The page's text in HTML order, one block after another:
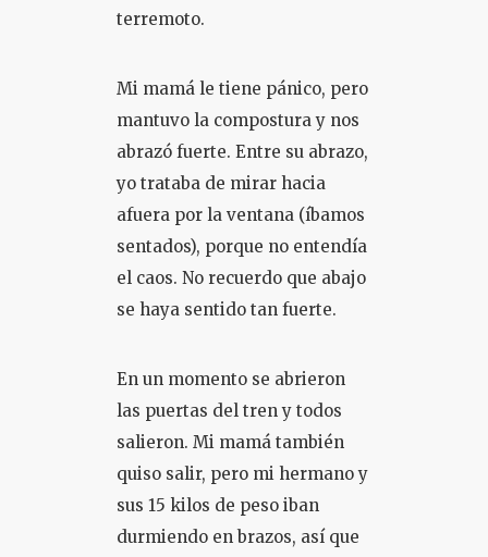
terremoto.
Mi mamá le tiene pánico, pero
mantuvo la compostura y nos
abrazó fuerte. Entre su abrazo,
yo trataba de mirar hacia
afuera por la ventana (íbamos
sentados), porque no entendía
el caos. No recuerdo que abajo
se haya sentido tan fuerte.
En un momento se abrieron
las puertas del tren y todos
salieron. Mi mamá también
quiso salir, pero mi hermano y
sus 15 kilos de peso iban
durmiendo en brazos, así que